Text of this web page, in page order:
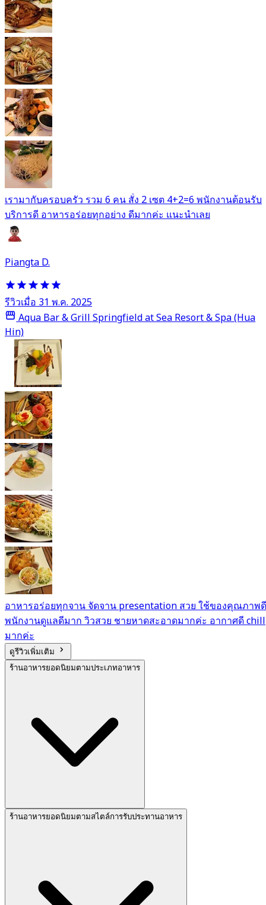
เรามากับครอบครัว รวม 6 คน สั่ง 2 เซต 4+2=6 พนักงานต้อนรับ
บริการดี อาหารอร่อยทุกอย่าง ดีมากค่ะ แนะนำเลย
Piangta D.
รีวิวเมื่อ 31 พ.ค. 2025
Aqua Bar & Grill Springfield at Sea Resort & Spa (Hua
Hin)
อาหารอร่อยทุกจาน จัดจาน presentation สวย ใช้ของคุณภาพดี
พนักงานดูแลดีมาก วิวสวย ชายหาดสะอาดมากค่ะ อากาศดี chill
มากค่ะ
ดูรีวิวเพิ่มเติม
ร้านอาหารยอดนิยมตามประเภทอาหาร
ร้านอาหารยอดนิยมตามสไตล์การรับประทานอาหาร